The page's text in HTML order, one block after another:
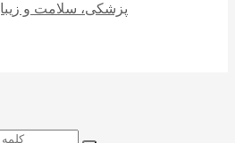
پزشکی، سلامت و